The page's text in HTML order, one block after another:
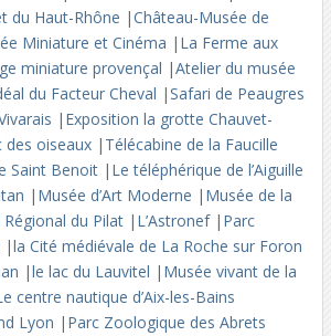
du Haut-Rhône |Château-Musée de
Miniature et Cinéma | La Ferme aux
miniature provençal |Atelier du musée
du Facteur Cheval |Safari de Peaugres
| Exposition la grotte Chauvet-
des oiseaux | Télécabine de la Faucille
Saint Benoit | Le téléphérique de l’Aiguille
| Musée d’Art Moderne | Musée de la
du Pilat | L’Astronef | Parc
|la Cité médiévale de La Roche sur Foron
|le lac du Lauvitel | Musée vivant de la
centre nautique d’Aix-les-Bains
Lyon | Parc Zoologique des Abrets